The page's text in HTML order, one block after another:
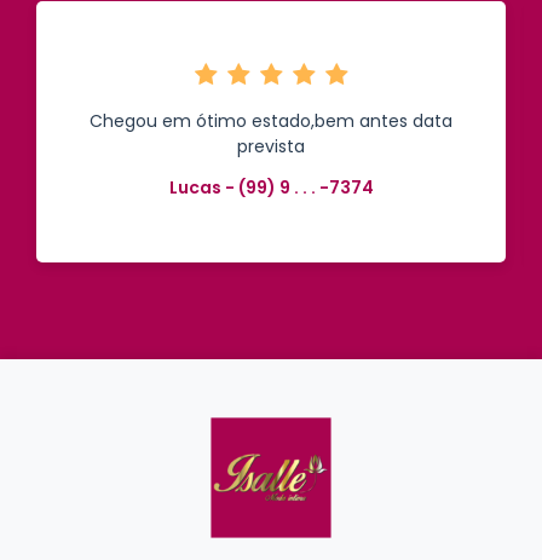
Chegou em ótimo estado,bem antes data
prevista
Lucas - (99) 9 . . . -7374